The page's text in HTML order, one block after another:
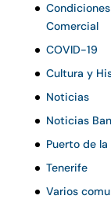
Comercial
COVID-19
Cultura y
Noticias
Noticias
Puerto de la
Tenerife
Varios